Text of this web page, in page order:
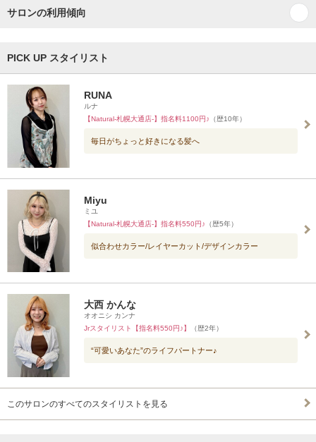
サロンの利用傾向
PICK UP スタイリスト
RUNA
ルナ
【Natural-札幌大通店-】指名料1100円♪ （歴10年）
毎日がちょっと好きになる髪へ
Miyu
ミユ
【Natural-札幌大通店-】指名料550円♪ （歴5年）
似合わせカラー/レイヤーカット/デザインカラー
大西 かんな
オオニシ カンナ
Jrスタイリスト【指名料550円♪】
（歴2年）
“可愛いあなた”のライフパートナー♪
このサロンのすべてのスタイリストを見る